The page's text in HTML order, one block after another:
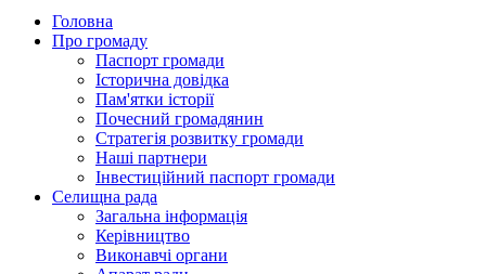
Головна
Про громаду
Паспорт громади
Історична довідка
Пам'ятки історії
Почесний громадянин
Стратегія розвитку громади
Наші партнери
Інвестиційний паспорт громади
Селищна рада
Загальна інформація
Керівництво
Виконавчі органи